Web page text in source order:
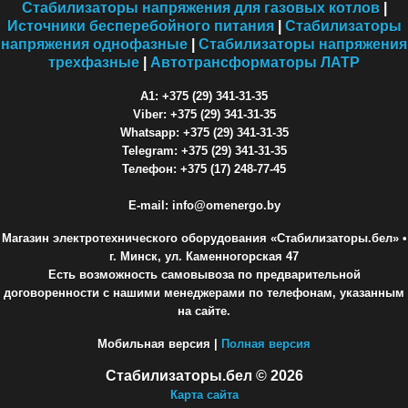
Стабилизаторы напряжения для газовых котлов|
Источники бесперебойного питания| Стабилизаторы
напряжения однофазные
Стабилизаторы напряжения
трехфазные
Автотрансформаторы ЛАТР
A1: +375 (29) 341-31-35
Viber: +375 (29) 341-31-35
Whatsapp: +375 (29) 341-31-35
Telegram: +375 (29) 341-31-35
Телефон: +375 (17) 248-77-45
E-mail: info@omenergo.by
Магазин электротехнического оборудования «Стабилизаторы.бел»•
г. Минск, ул. Каменногорская 47
Есть возможность самовывоза по предварительной
договоренности с нашими менеджерами по телефонам, указанным
на сайте.
Мобильная версия | Полная версия
Стабилизаторы.бел © 2026
Карта сайта